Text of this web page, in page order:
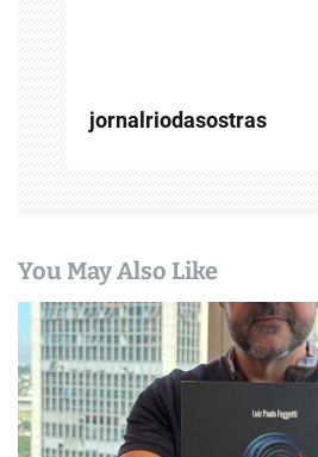
jornalriodasostras
You May Also Like